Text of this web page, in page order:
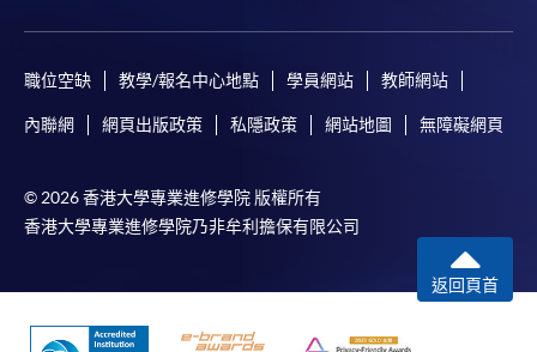
職位空缺 教學/報名中心地點 學員網站 教師網站
內聯網 網頁出版政策 私隱政策 網站地圖 無障礙網頁
© 2026 香港大學專業進修學院 版權所有
香港大學專業進修學院乃非牟利擔保有限公司
返回頁首